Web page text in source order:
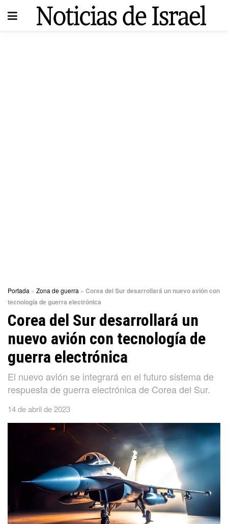
Portada » Zona de guerra » Corea del Sur desarrollará un nuevo avión con
tecnología de guerra electrónica
Corea del Sur desarrollará un
nuevo avión con tecnología de
guerra electrónica
El nuevo avión se integrará en el futuro sistema de
respuesta de guerra electrónica de Corea del Sur.
14 de abril de 2023